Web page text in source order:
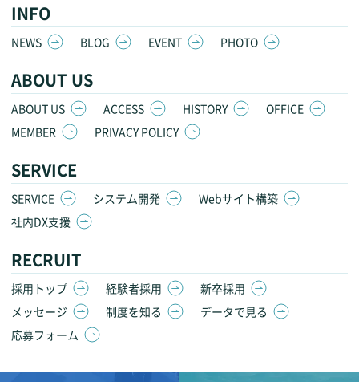
INFO
NEWS BLOG EVENT PHOTO
ABOUT US
ABOUT US ACCESS HISTORY
OFFICE
MEMBER
PRIVACY POLICY
SERVICE
SERVICE システム開発
Webサイト構築
社内DX支援
RECRUIT
採用トップ 経験者採用
新卒採用
メッセージ
制度を知る
データで見る
応募フォーム